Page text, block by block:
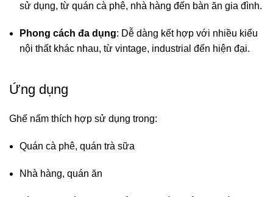
sử dụng, từ quán cà phê, nhà hàng đến bàn ăn gia đình.
Phong cách đa dụng: Dễ dàng kết hợp với nhiều kiểu
nội thất khác nhau, từ vintage, industrial đến hiện đại.
Ứng dụng
Ghế nấm thích hợp sử dụng trong:
Quán cà phê, quán trà sữa
Nhà hàng, quán ăn